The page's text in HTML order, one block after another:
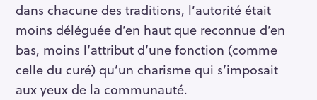
dans chacune des traditions, l’autorité était
moins déléguée d’en haut que reconnue d’en
bas, moins l’attribut d’une fonction (comme
celle du curé) qu’un charisme qui s’imposait
aux yeux de la communauté.
h
f
r
: